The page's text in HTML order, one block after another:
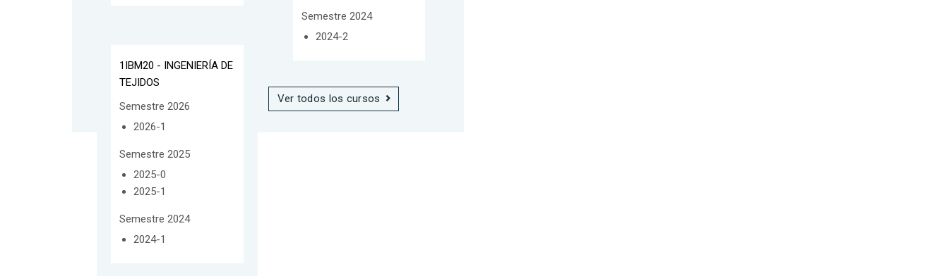
1IBM20 - INGENIERÍA DE
TEJIDOS
Semestre 2026
2026-1
Semestre 2025
2025-0
2025-1
Semestre 2024
2024-1
Semestre 2024
2024-2
Ver todos los cursos